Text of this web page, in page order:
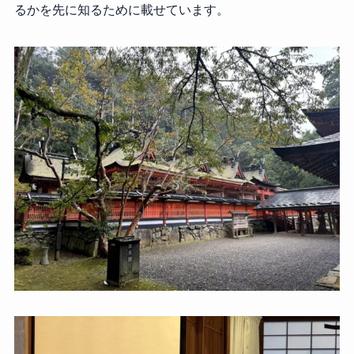
るかを先に知るために載せています。